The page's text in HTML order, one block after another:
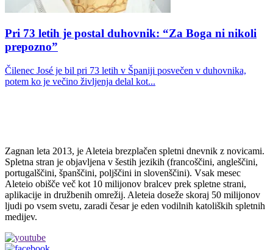
Pri 73 letih je postal duhovnik: “Za Boga ni nikoli
prepozno”
Čilenec José je bil pri 73 letih v Španiji posvečen v duhovnika,
potem ko je večino življenja delal kot...
Zagnan leta 2013, je Aleteia brezplačen spletni dnevnik z novicami.
Spletna stran je objavljena v šestih jezikih (francoščini, angleščini,
portugalščini, španščini, poljščini in slovenščini). Vsak mesec
Aleteio obišče več kot 10 milijonov bralcev prek spletne strani,
aplikacije in družbenih omrežij. Aleteia doseže skoraj 50 milijonov
ljudi po vsem svetu, zaradi česar je eden vodilnih katoliških spletnih
medijev.